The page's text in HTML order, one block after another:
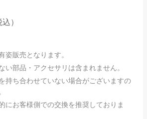
込）
姿販売となります。
い部品・アクセサリは含まれません。
持ち合わせていない場合がございますの
にお客様側での交換を推奨しておりま